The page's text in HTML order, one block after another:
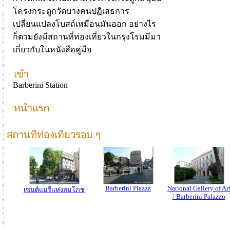
โครงกระดูกวัดบางคนปฏิเสธการ
เปลี่ยนแปลงโบสถ์เหมือนมันออก อย่างไร
ก็ตามยังมีสถานที่ท่องเที่ยวในกรุงโรมมีมา
เกี่ยวกับในหนังสือคู่มือ
Barberini Station
เซนต์แมรีแห่งสมโภช Barberini Piazza
National Gallery of Art
/ Barberini Palazzo